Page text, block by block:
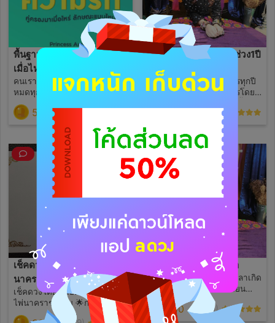
พื้นฐานความรัก คู่ครองมา
เมื่อไหร่ลักษณะแบบไหน
ชัดๆ
คนเราเกิดมามีคู่ครองหรือคนรัก
หมดทุกคน อยู่ที่ว่าเราจะเจอคน
แบบไหนในชีวิต คู่เวรคู่กรรม
คู่บุญคู่วาสนา ลักษณะเนื้อคู่เป็น
คนแบบไหน เจอตอนไหน เจอ
เมื่อไหร่ ต้องการแค่วันเดือนปี
และเวลาเกิดของตัวเราเอง ใช้
คัมภีร์มหาสัตเลขและ
โหราศาสตร์ไทยในการทำนาย
⭐หลังจากกดซื้อบริการนี้
สามารถถามคำถามฟรีได้อีก 3
ให้ดาวและคอมเมนท์คิดดีๆ
ความรักไม่ดีก็คือไม่ดี ไม่ขายฝัน
ความรักคือเรื่องละเอียดอ่อน
ต้องเข้มแข็ง
590
เช็คดวงตามดาวจรในช่วง1ปี
อย่างละเอียด
🌟แนะนำว่าให้เช็คดาวจรทุกปี
หลังวันเกิด เจาะลึกดาวจรโดย
เจออะไรบ้าง มีปัญหาอะไรบ้าง
ควรระมัดระวังเรื่องใดบ้าง รู้
ก่อนตั้งรับก่อน สบายใจก่อน ไม่
ต้องมานั่งเครียด คิดมาก 👉
สามารถถามคำถามได้ฟรีอีก 3
คำถาม ที่ต้องการทราบเป็น
พิเศษ เพียงบอกวันเดือนปีและ
อยากรู้มีบริการ590เหรียญค่ะ
⭐รับคำตอบให้ได้ เวลาให้ดาว
และคอมเมนท์คิดดีๆ ดวงไม่ดีก็
เปลี่ยนวันเดือนปีเกิดเองค่ะ
เพราะตอบตามวันเดือนปีเกิด
390
เช็คดวงชะตา10ใบไพ่
นาคราช
เช็คดวงโดยละเอียดช่วงนี้ด้วย
ไพ่นาคราช10ใบ 🌟การเงิน 🌟
การงาน 🌟ความรัก(บอกสถานะ
อาชีพที่เหมาะกับตัวเรา
เพียงบอกวันเดือนปีและเวลาเกิด
เราจะรู้ทันทีว่าคุณควรเรียน
คณะไหน ทำงานอะไร ถึงจะ
เหมาะตามพื้นดวง เลือกเดินทาง
290 (108)